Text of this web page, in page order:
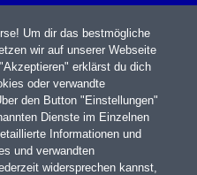
Um dir das bestmögliche
wir auf unserer Webseite
erklärst du dich
oder verwandte
den Button "Einstellungen"
Dienste im Einzelnen
Informationen und
und verwandten
widersprechen kannst,